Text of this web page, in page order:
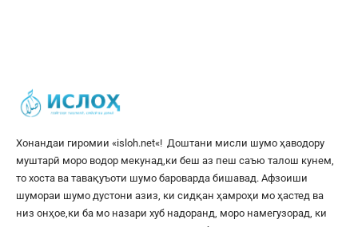
Хонандаи гиромии «isloh.net«! Доштани мисли шумо ҳаводору
муштарӣ моро водор мекунад,ки беш аз пеш саъю талош кунем,
то хоста ва тавақуъоти шумо бароварда бишавад. Афзоиши
шумораи шумо дустони азиз, ки сидқан ҳамроҳи мо ҳастед ва
низ онҳое,ки ба мо назари хуб надоранд, моро намегузорад, ки